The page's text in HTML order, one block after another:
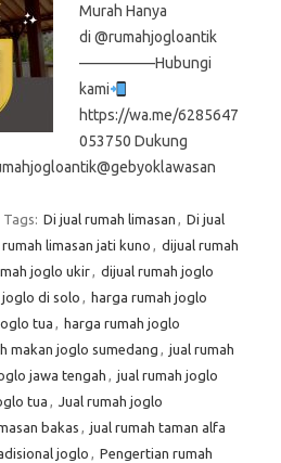
Murah Hanya
di @rumahjogloantik
—————Hubungi
kami
https://wa.me/6285647
053750 Dukung
Tags: Di jual rumah limasan , Di jual
rumah limasan jati kuno , dijual rumah
joglo ukir, dijual rumah joglo
joglo di solo , harga rumah joglo
tua , harga rumah joglo
makan joglo sumedang , jual rumah
jawa tengah , jual rumah joglo
tua , Jual rumah joglo
bakas , jual rumah taman alfa
joglo , Pengertian rumah